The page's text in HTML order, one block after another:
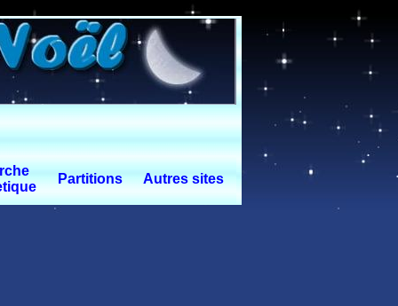
Partitions Autres sites